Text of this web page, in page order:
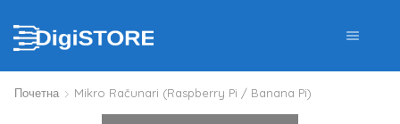
Почетна Mikro Računari (Raspberry Pi / Banana Pi)